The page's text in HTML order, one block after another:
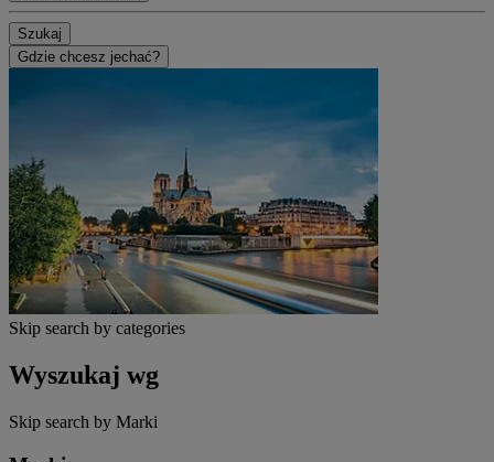
Szukaj
Gdzie chcesz jechać?
Skip search by categories
Wyszukaj wg
Skip search by Marki